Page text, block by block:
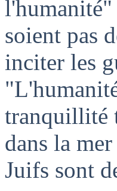
soient pas
inciter les
tranquillité
dans la
Juifs sont